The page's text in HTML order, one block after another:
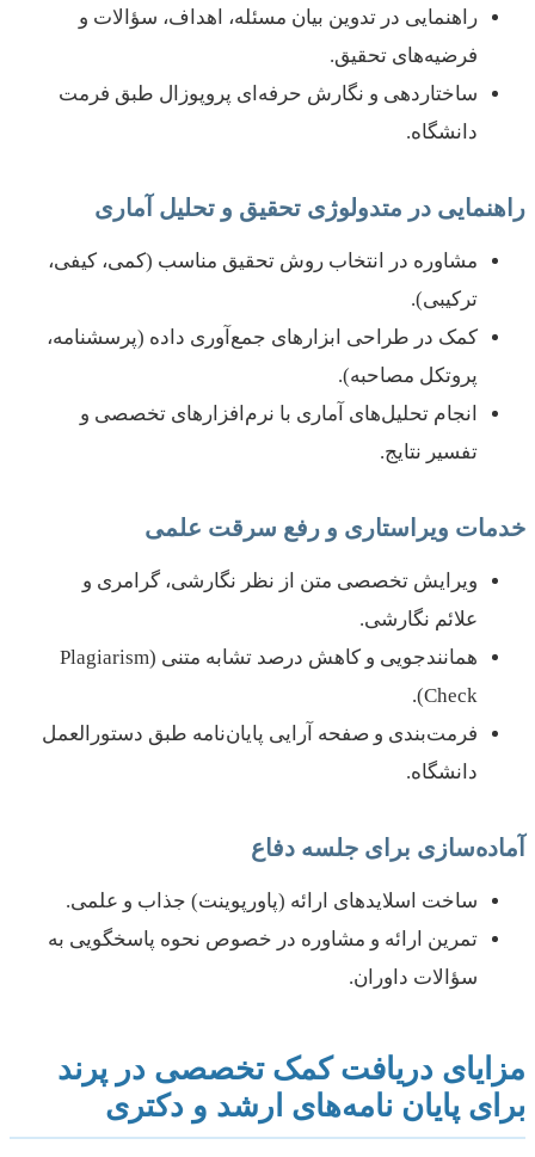
راهنمایی در تدوین بیان مسئله، اهداف، سؤالات و
فرضیه‌های تحقیق.
ساختاردهی و نگارش حرفه‌ای پروپوزال طبق فرمت
دانشگاه.
راهنمایی در متدولوژی تحقیق و تحلیل آماری
مشاوره در انتخاب روش تحقیق مناسب (کمی، کیفی،
ترکیبی).
کمک در طراحی ابزارهای جمع‌آوری داده (پرسشنامه،
پروتکل مصاحبه).
انجام تحلیل‌های آماری با نرم‌افزارهای تخصصی و
تفسیر نتایج.
خدمات ویراستاری و رفع سرقت علمی
ویرایش تخصصی متن از نظر نگارشی، گرامری و
علائم نگارشی.
همانندجویی و کاهش درصد تشابه متنی (Plagiarism
Check).
فرمت‌بندی و صفحه آرایی پایان‌نامه طبق دستورالعمل
دانشگاه.
آماده‌سازی برای جلسه دفاع
ساخت اسلاید‌های ارائه (پاورپوینت) جذاب و علمی.
تمرین ارائه و مشاوره در خصوص نحوه پاسخگویی به
سؤالات داوران.
مزایای دریافت کمک تخصصی در پرند
برای پایان نامه‌های ارشد و دکتری